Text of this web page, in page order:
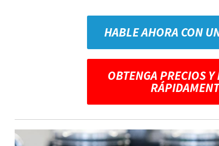
HABLE AHORA CON
OBTENGA PRECIOS Y